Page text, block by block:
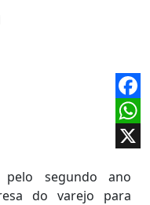
segundo ano
do varejo para